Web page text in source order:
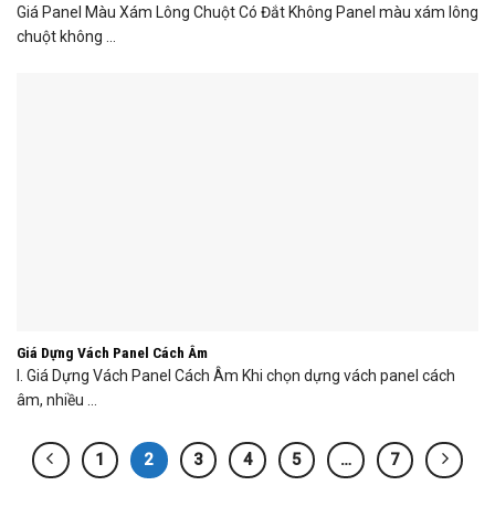
Giá Panel Màu Xám Lông Chuột Có Đắt Không Panel màu xám lông
chuột không ...
Giá Dựng Vách Panel Cách Âm
I. Giá Dựng Vách Panel Cách Âm Khi chọn dựng vách panel cách
âm, nhiều ...
1 2 3 4 5 … 7